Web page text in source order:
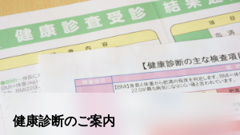
健康診断のご案内